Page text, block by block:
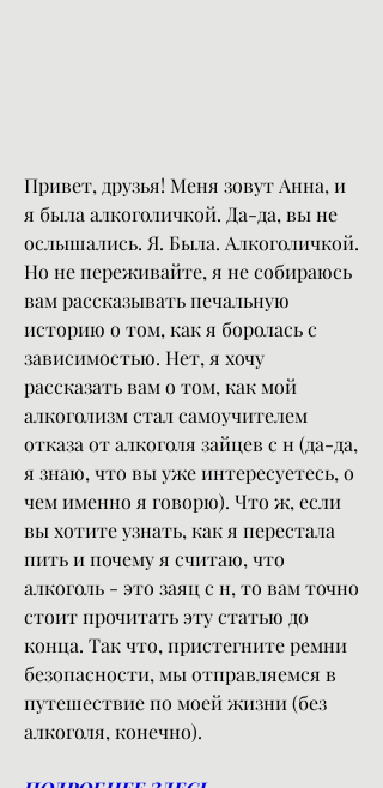
Привет, друзья! Меня зовут Анна, и
я была алкоголичкой. Да-да, вы не
ослышались. Я. Была. Алкоголичкой.
Но не переживайте, я не собираюсь
вам рассказывать печальную
историю о том, как я боролась с
зависимостью. Нет, я хочу
рассказать вам о том, как мой
алкоголизм стал самоучителем
отказа от алкоголя зайцев с н (да-да,
я знаю, что вы уже интересуетесь, о
чем именно я говорю). Что ж, если
вы хотите узнать, как я перестала
пить и почему я считаю, что
алкоголь - это заяц с н, то вам точно
стоит прочитать эту статью до
конца. Так что, пристегните ремни
безопасности, мы отправляемся в
путешествие по моей жизни (без
алкоголя, конечно).